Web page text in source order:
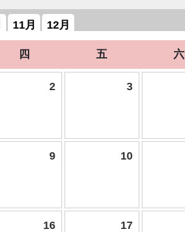
11月 12月
四 五 六
2 3
9 10
16 17